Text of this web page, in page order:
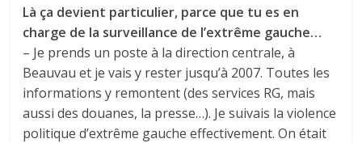
Là ça devient particulier, parce que tu es en
charge de la surveillance de l’extrême gauche…
– Je prends un poste à la direction centrale, à
Beauvau et je vais y rester jusqu’à 2007. Toutes les
informations y remontent (des services RG, mais
aussi des douanes, la presse…). Je suivais la violence
politique d’extrême gauche effectivement. On était